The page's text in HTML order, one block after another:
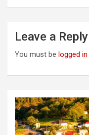
Leave a Reply
You must be logged in